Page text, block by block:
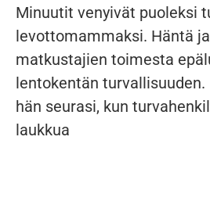
Minuutit venyivät puoleksi
levottomammaksi. Häntä
matkustajien toimesta
lentokentän
hän seurasi, kun
laukkua